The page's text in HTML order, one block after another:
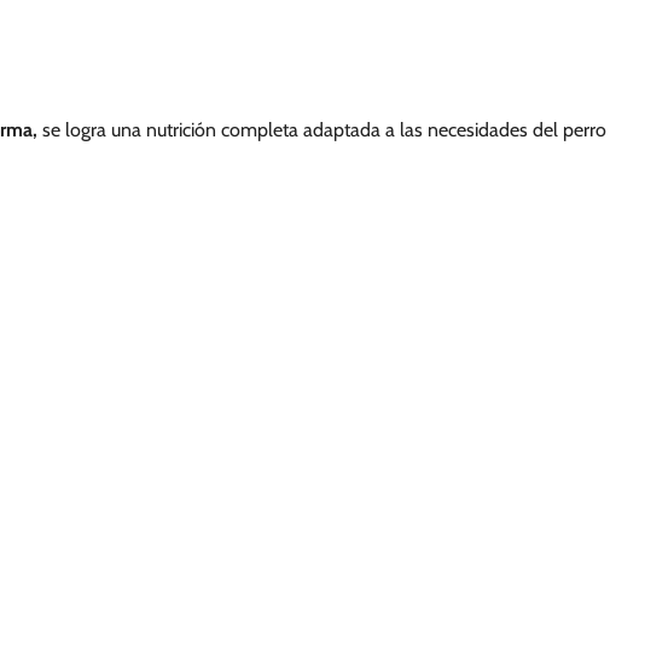
se logra una nutrición completa adaptada a las necesidades del perro